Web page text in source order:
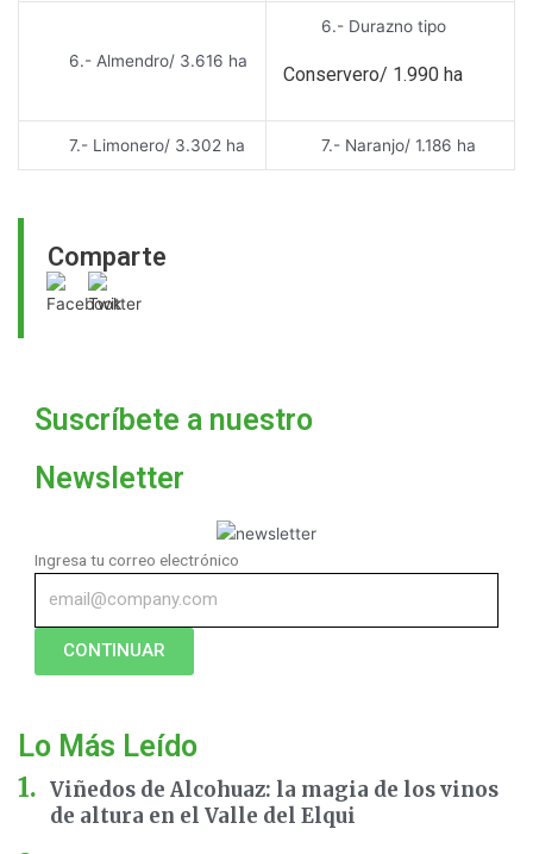
Comparte
6.- Almendro/ 3.616 ha
6.- Durazno tipo
Conservero/ 1.990 ha
7.- Limonero/ 3.302 ha 7.- Naranjo/ 1.186 ha
Suscríbete a nuestro
Newsletter
Ingresa tu correo electrónico
CONTINUAR
Lo Más Leído
Viñedos de Alcohuaz: la magia de los vinos
de altura en el Valle del Elqui